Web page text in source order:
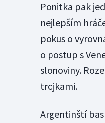
Ponitka pak
nejlepším
pokus o
o postup s
slonoviny.
trojkami.
Argentinští